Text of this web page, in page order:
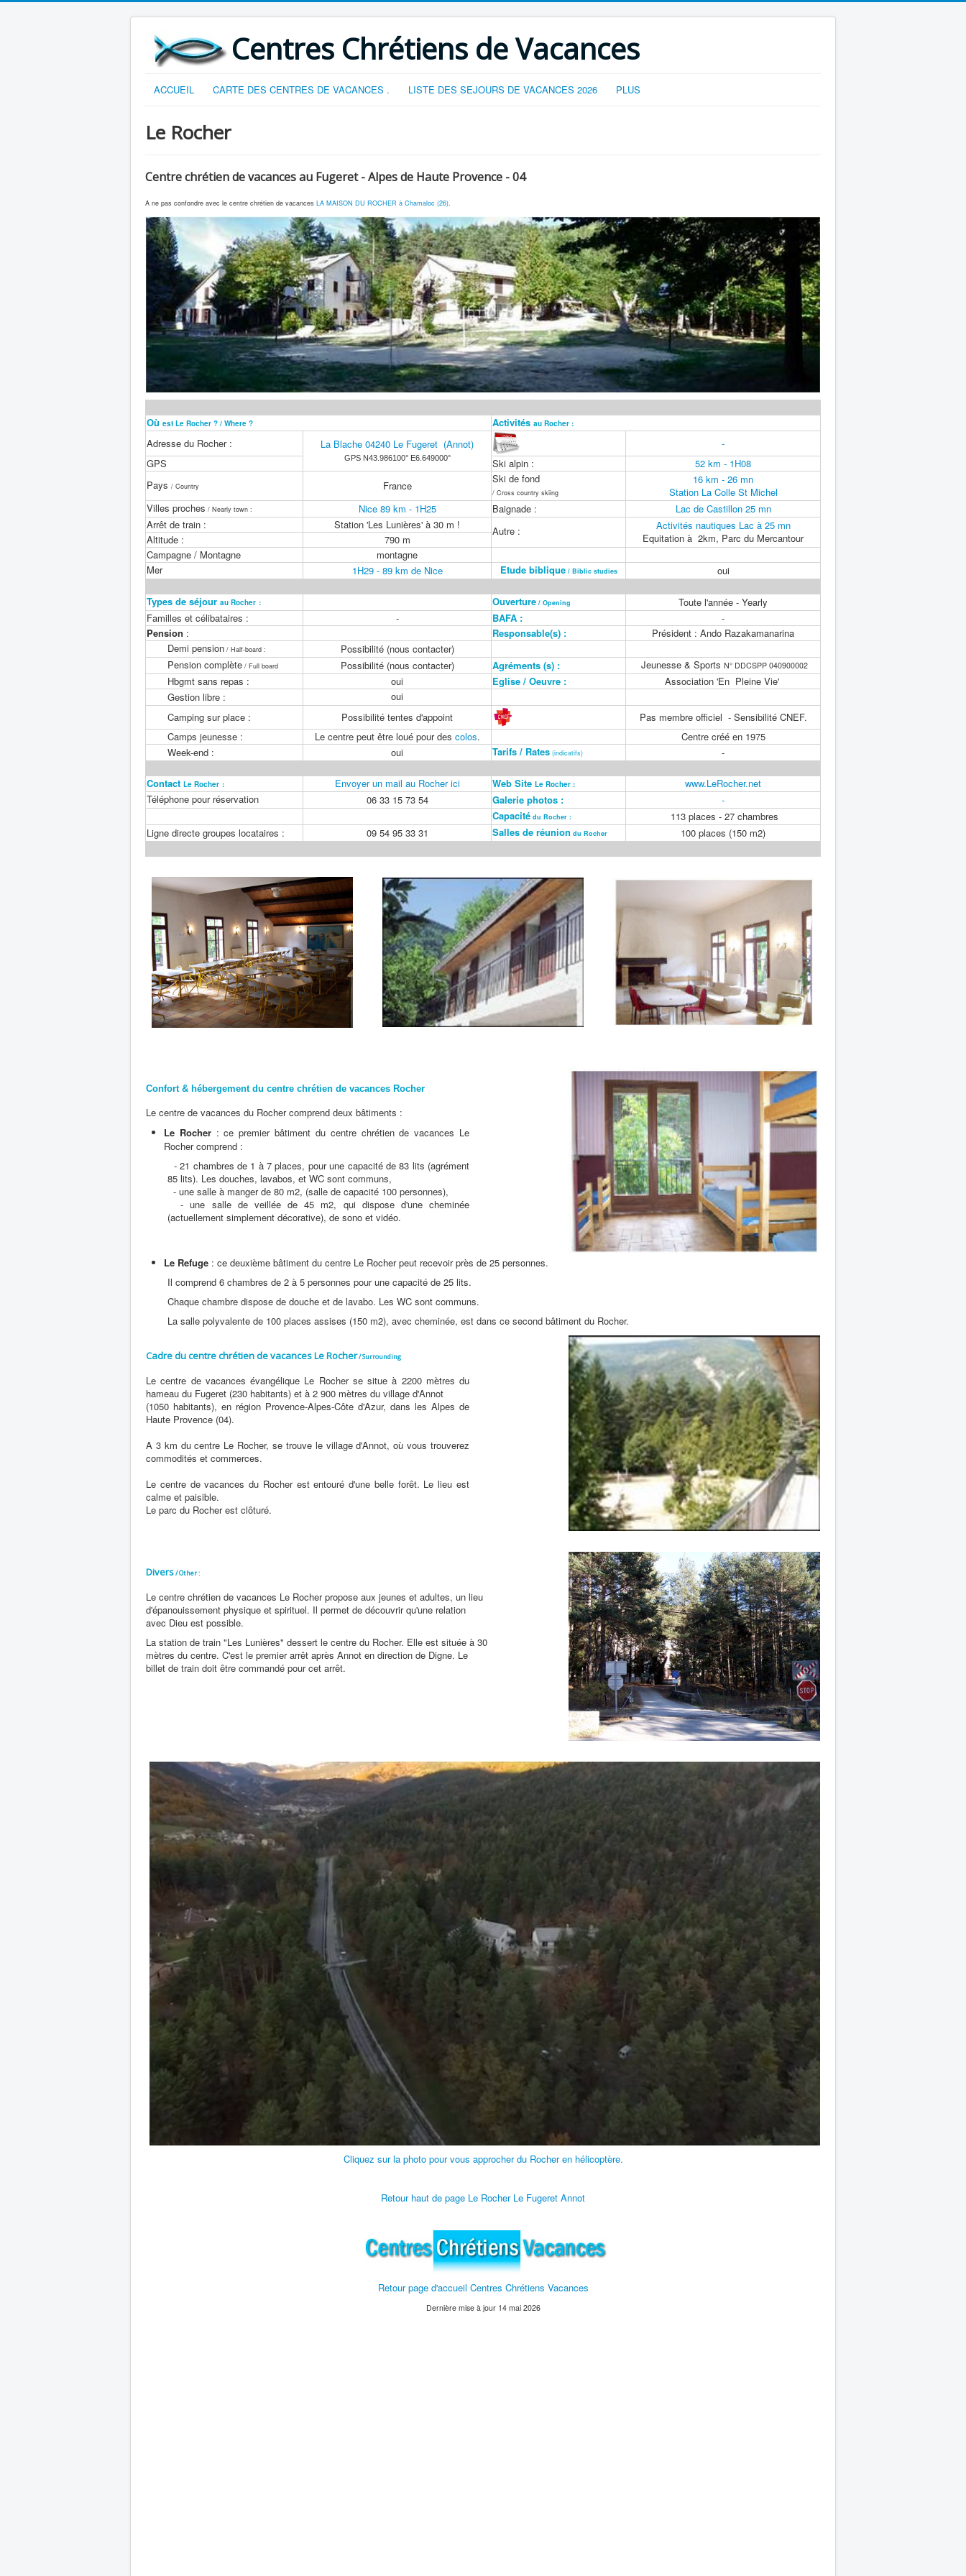
Centres Chrétiens de Vacances
ACCUEIL CARTE DES CENTRES DE VACANCES . LISTE DES SEJOURS DE VACANCES 2026 PLUS
Le Rocher
Centre chrétien de vacances au Fugeret - Alpes de Haute Provence - 04
A ne pas confondre avec le centre chrétien de vacances LA MAISON DU ROCHER à Chamaloc (26).
Où est Le Rocher ? / Where ? Activités au Rocher :
Adresse du Rocher : La Blache 04240 Le Fugeret (Annot)
GPS N43.986100° E6.649000°
-
GPS
Ski alpin :
52 km - 1H08
Pays / Country France
Ski de fond
/ Cross country skiing
16 km - 26 mn
Station La Colle St Michel
Villes proches / Nearly town : Nice 89 km - 1H25 Baignade :
Lac de Castillon 25 mn
Arrêt de train :
Station 'Les Lunières' à 30 m ! Autre :
Activités nautiques Lac à 25 mn
Equitation à 2km, Parc du Mercantour
Altitude :
790 m
Campagne / Montagne
montagne
Mer
1H29 - 89 km de Nice Etude biblique/ Biblic studies oui
Types de séjour au Rocher : Ouverture / Opening
Toute l'année - Yearly
Familles et célibataires :
- BAFA :
-
Pension : Responsable(s) :
Président : Ando Razakamanarina
Demi pension / Half-board :
Possibilité (nous contacter)
Pension complète / Full board Possibilité (nous contacter) Agréments (s) : Jeunesse & Sports N° DDCSPP 040900002
Hbgmt sans repas : oui Eglise / Oeuvre :
Association 'En Pleine Vie'
Gestion libre :
oui
Camping sur place :
Possibilité tentes d'appoint
Pas membre officiel - Sensibilité CNEF.
Camps jeunesse :
Le centre peut être loué pour des colos.
Centre créé en 1975
Week-end :
oui Tarifs / Rates (indicatifs) -
Contact Le Rocher : Envoyer un mail au Rocher ici Web Site Le Rocher :
www.LeRocher.net
Téléphone pour réservation
06 33 15 73 54 Galerie photos :
-
Capacité du Rocher :
113 places - 27 chambres
Ligne directe groupes locataires :
09 54 95 33 31 Salles de réunion du Rocher 100 places (150 m2)
Confort & hébergement du centre chrétien de vacances Rocher
Le centre de vacances du Rocher comprend deux bâtiments :
Le Rocher:ce premier bâtiment du centre chrétien de vacances Le
Rocher comprend :
- 21 chambres de 1 à 7 places, pour une capacité de 83 lits (agrément
85 lits). Les douches, lavabos, et WC sont communs,
- une salle à manger de 80 m2, (salle de capacité 100 personnes),
- une salle de veillée de 45 m2, qui dispose d'une cheminée
(actuellement simplement décorative), de sono et vidéo.
Le Refuge : ce deuxième bâtiment du centre Le Rocher peut recevoir près de 25 personnes.
Il comprend 6 chambres de 2 à 5 personnes pour une capacité de 25 lits.
Chaque chambre dispose de douche et de lavabo. Les WC sont communs.
La salle polyvalente de 100 places assises (150 m2), avec cheminée, est dans ce second bâtiment du Rocher.
Cadre du centre chrétien de vacances Le Rocher/ Surrounding
Le centre de vacances évangélique Le Rocher se situe à 2200 mètres du
hameau du Fugeret (230 habitants) et à 2 900 mètres du village d'Annot
(1050 habitants), en région Provence-Alpes-Côte d'Azur, dans les Alpes de
Haute Provence (04).
A 3 km du centre Le Rocher, se trouve le village d'Annot, où vous trouverez
commodités et commerces.
Le centre de vacances du Rocher est entouré d'une belle forêt. Le lieu est
calme et paisible.
Le parc du Rocher est clôturé.
Divers/ Other :
Le centre chrétien de vacances Le Rocher propose aux jeunes et adultes, un lieu
d'épanouissement physique et spirituel. Il permet de découvrir qu'une relation
avec Dieu est possible.
La station de train "Les Lunières" dessert le centre du Rocher. Elle est située à 30
mètres du centre. C'est le premier arrêt après Annot en direction de Digne. Le
billet de train doit être commandé pour cet arrêt.
Cliquez sur la photo pour vous approcher du Rocher en hélicoptère.
Retour haut de page Le Rocher Le Fugeret Annot
Retour page d'accueil Centres Chrétiens Vacances
Dernière mise à jour 14 mai 2026